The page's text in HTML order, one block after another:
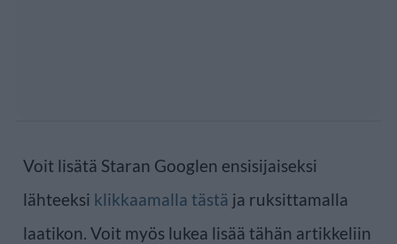
Voit lisätä Staran Googlen ensisijaiseksi
lähteeksi klikkaamalla tästä ja ruksittamalla
laatikon. Voit myös lukea lisää tähän artikkeliin